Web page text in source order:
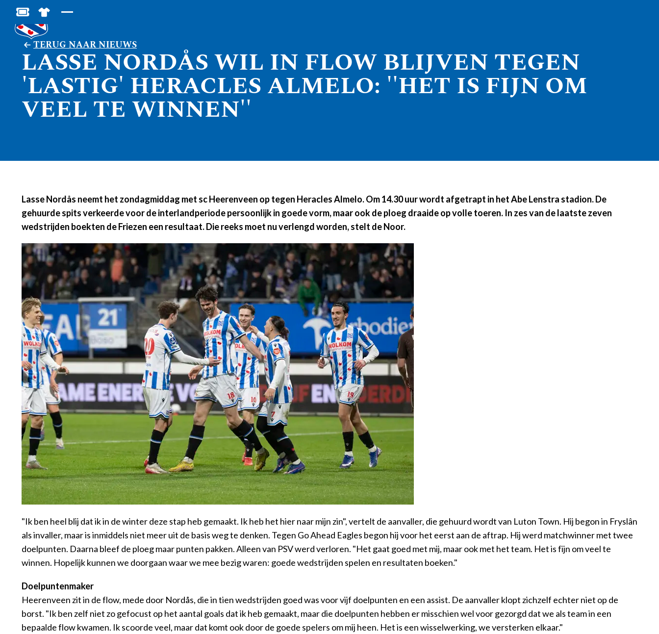
BESTEL JOUW TICKETS
SHOP IN DE FEANSTORE
TERUG NAAR NIEUWS
LASSE NORDÅS WIL IN FLOW BLIJVEN TEGEN
'LASTIG' HERACLES ALMELO: ''HET IS FIJN OM
VEEL TE WINNEN''
Lasse Nordås neemt het zondagmiddag met sc Heerenveen op tegen Heracles Almelo. Om 14.30 uur wordt afgetrapt in het Abe Lenstra stadion. De
gehuurde spits verkeerde voor de interlandperiode persoonlijk in goede vorm, maar ook de ploeg draaide op volle toeren. In zes van de laatste zeven
wedstrijden boekten de Friezen een resultaat. Die reeks moet nu verlengd worden, stelt de Noor.
"Ik ben heel blij dat ik in de winter deze stap heb gemaakt. Ik heb het hier naar mijn zin", vertelt de aanvaller, die gehuurd wordt van Luton Town. Hij begon in Fryslân
als invaller, maar is inmiddels niet meer uit de basis weg te denken. Tegen Go Ahead Eagles begon hij voor het eerst aan de aftrap. Hij werd matchwinner met twee
doelpunten. Daarna bleef de ploeg maar punten pakken. Alleen van PSV werd verloren. "Het gaat goed met mij, maar ook met het team. Het is fijn om veel te
winnen. Hopelijk kunnen we doorgaan waar we mee bezig waren: goede wedstrijden spelen en resultaten boeken."
Doelpuntenmaker
Heerenveen zit in de flow, mede door Nordås, die in tien wedstrijden goed was voor vijf doelpunten en een assist. De aanvaller klopt zichzelf echter niet op de
borst. "Ik ben zelf niet zo gefocust op het aantal goals dat ik heb gemaakt, maar die doelpunten hebben er misschien wel voor gezorgd dat we als team in een
bepaalde flow kwamen. Ik scoorde veel, maar dat komt ook door de goede spelers om mij heen. Het is een wisselwerking, we versterken elkaar."